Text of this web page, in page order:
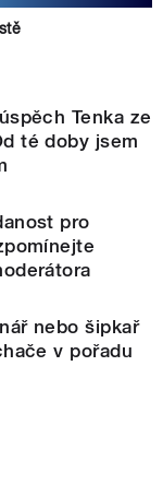
Tenka ze
té doby jsem
pro
nebo šipkař
v pořadu